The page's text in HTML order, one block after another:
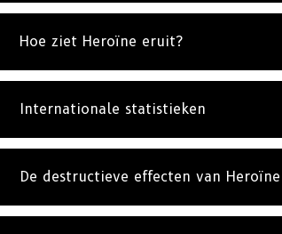
Hoe ziet Heroïne eruit?
Internationale statistieken
De destructieve effecten van Heroïne